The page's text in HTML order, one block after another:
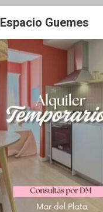
Espacio Guemes